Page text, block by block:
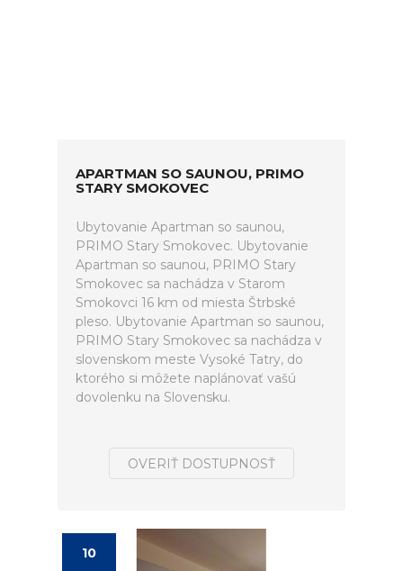
APARTMAN SO SAUNOU, PRIMO
STARY SMOKOVEC
Ubytovanie Apartman so saunou,
PRIMO Stary Smokovec. Ubytovanie
Apartman so saunou, PRIMO Stary
Smokovec sa nachádza v Starom
Smokovci 16 km od miesta Štrbské
pleso. Ubytovanie Apartman so saunou,
PRIMO Stary Smokovec sa nachádza v
slovenskom meste Vysoké Tatry, do
ktorého si môžete naplánovať vašú
dovolenku na Slovensku.
OVERIŤ DOSTUPNOSŤ
10